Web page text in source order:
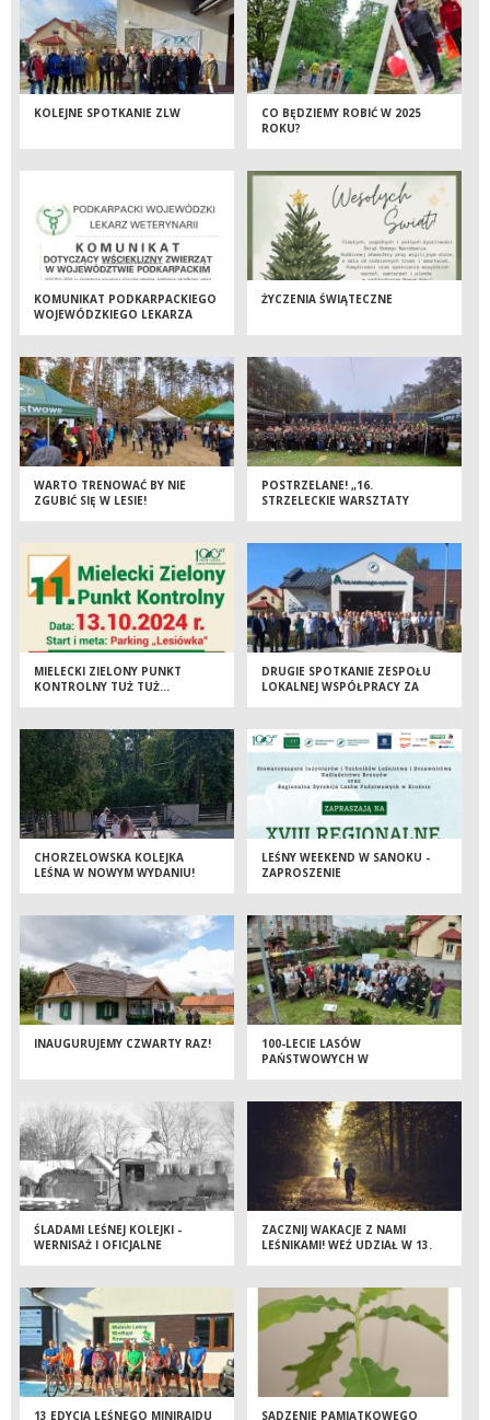
KOLEJNE SPOTKANIE ZLW
CO BĘDZIEMY ROBIĆ W 2025
ROKU?
KOMUNIKAT PODKARPACKIEGO
WOJEWÓDZKIEGO LEKARZA
ŻYCZENIA ŚWIĄTECZNE
WARTO TRENOWAĆ BY NIE
ZGUBIĆ SIĘ W LESIE!
POSTRZELANE! „16.
STRZELECKIE WARSZTATY
SIĘ BRONĄ PALNĄ BĘDĄCĄ NA
WYPOSAŻENIU STRAŻY LEŚNEJ”
ZA NAMI.
MIELECKI ZIELONY PUNKT
KONTROLNY TUŻ TUŻ…
DRUGIE SPOTKANIE ZESPOŁU
LOKALNEJ WSPÓŁPRACY ZA
CHORZELOWSKA KOLEJKA
LEŚNA W NOWYM WYDANIU!
LEŚNY WEEKEND W SANOKU -
ZAPROSZENIE
INAUGURUJEMY CZWARTY RAZ!
100-LECIE LASÓW
PAŃSTWOWYCH W
ŚLADAMI LEŚNEJ KOLEJKI -
WERNISAŻ I OFICJALNE
ZACZNIJ WAKACJE Z NAMI
LEŚNIKAMI! WEŹ UDZIAŁ W 13.
13 EDYCJA LEŚNEGO MINIRAJDU
SADZENIE PAMIĄTKOWEGO